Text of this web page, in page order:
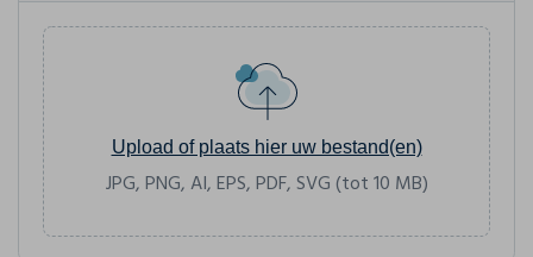
Upload of plaats hier uw bestand(en)
JPG, PNG, AI, EPS, PDF, SVG (tot 10 MB)